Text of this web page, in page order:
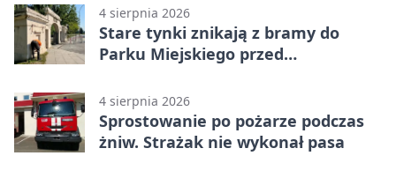
4 sierpnia 2026
Stare tynki znikają z bramy do
Parku Miejskiego przed
4 sierpnia 2026
Sprostowanie po pożarze podczas
żniw. Strażak nie wykonał pasa